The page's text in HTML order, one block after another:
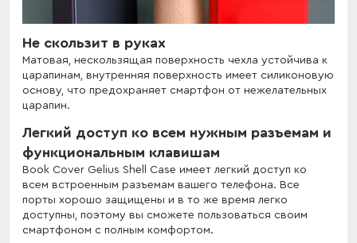
Не скользит в руках
Матовая, нескользящая поверхность чехла устойчива к
царапинам, внутренняя поверхность имеет силиконовую
основу, что предохраняет смартфон от нежелательных
царапин.
Легкий доступ ко всем нужным разъемам и
функциональным клавишам
Book Cover Gelius Shell Case имеет легкий доступ ко
всем встроенным разъемам вашего телефона. Все
порты хорошо защищены и в то же время легко
доступны, поэтому вы сможете пользоваться своим
смартфоном с полным комфортом.